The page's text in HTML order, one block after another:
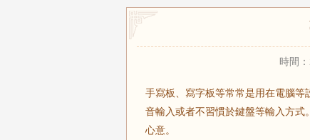
時間
手寫板、寫字板等常常是用在電腦
音輸入或者不習慣於鍵盤等輸入方
心意。